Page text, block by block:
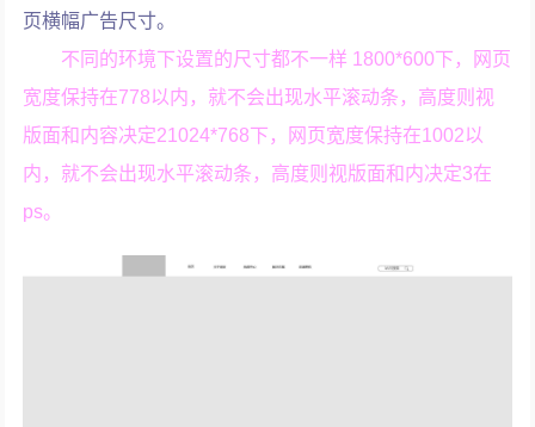
页横幅广告尺寸。
不同的环境下设置的尺寸都不一样 1800*600下，网页
宽度保持在778以内，就不会出现水平滚动条，高度则视
版面和内容决定21024*768下，网页宽度保持在1002以
内，就不会出现水平滚动条，高度则视版面和内决定3在
ps。